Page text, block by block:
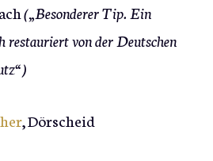
(„Besonderer Tip. Ein
restauriert von der Deutschen
, Dörscheid